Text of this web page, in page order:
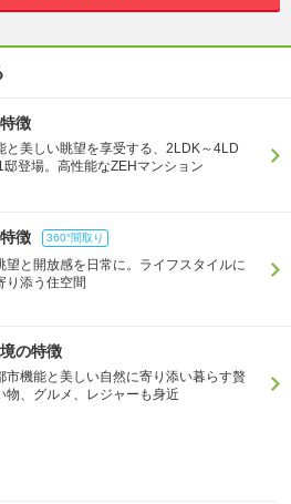
徴
と美しい眺望を享受する、2LDK～4LD
邸登場。高性能なZEHマンション
徴 360°間取り
望と開放感を日常に。ライフスタイルに
り添う住空間
の特徴
市機能と美しい自然に寄り添い暮らす贅
物、グルメ、レジャーも身近